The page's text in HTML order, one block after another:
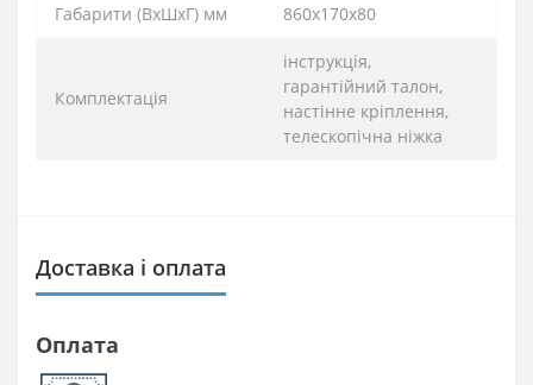
Габарити (ВхШхГ) мм 860х170х80
Комплектація
інструкція,
гарантійний талон,
настінне кріплення,
телескопічна ніжка
Доставка і оплата
Оплата